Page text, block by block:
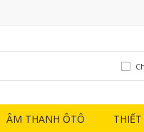
ÂM THANH ÔTÔ